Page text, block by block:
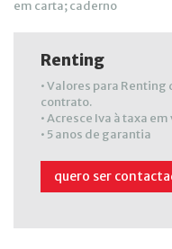
em carta; caderno
Renting
• Valores para
contrato.
• Acresce Iva à taxa
• 5 anos de garantia
quero ser